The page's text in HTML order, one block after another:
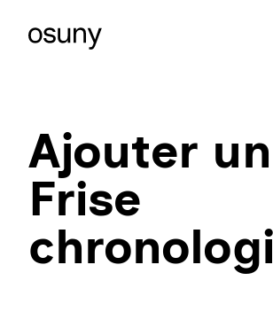
Ajouter
Frise